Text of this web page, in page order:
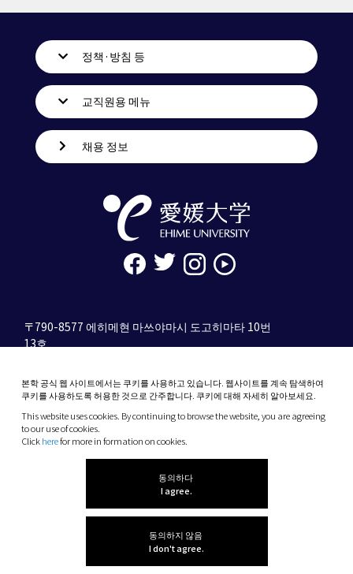
본학 공식 웹 사이트에서는 쿠키를 사용하고 있습니다. 웹사이트를 계속 탐색하여
쿠키를 사용하도록 허용한 것으로 간주합니다. 쿠키에 대해 자세히 알아보세요.
This website uses cookies. By continuing to browse the website, you are agreeing
to our use of cookies.
Clickherefor more in formation on cookies.
동의하다
I agree.
동의하지 않음
I don't agree.
정책·방침 등
교직원용 메뉴
채용 정보
〒790-8577 에히메현 마쓰야마시 도고히마타 10번
13호
10-13 Dogo-Himata, Matsuyama, Ehime 790-
Phone: +81 89-927-9000
(C) 2026 Ehime University.